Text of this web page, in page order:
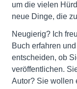
um die vielen
neue Dinge, die
Neugierig? Ich
Buch erfahren
entscheiden, ob
veröffentlichen.
Autor? Sie wollen